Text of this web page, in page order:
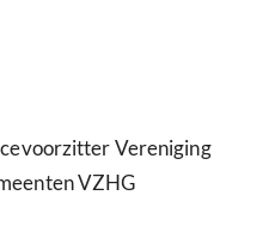
Vereniging
VZHG